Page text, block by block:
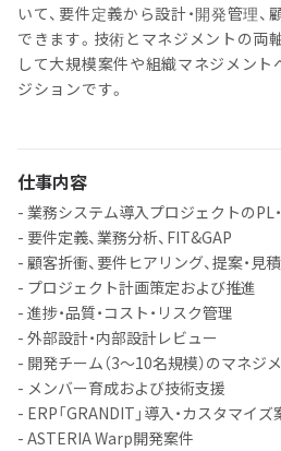
いて、要件定義から設計・開発管理
できます。技術とマネジメントの両
して大規模案件や組織マネジメン
ジションです。
仕事内容
- 業務システム導入プロジェクトのPL
- 要件定義、業務分析、FIT&GAP
- 顧客折衝、要件ヒアリング、提案・見
- プロジェクト計画策定および推進
- 進捗・品質・コスト・リスク管理
- 外部設計・内部設計レビュー
- 開発チーム（3〜10名規模）のマネジ
- メンバー育成および技術支援
- ERP「GRANDIT」導入・カスタマイズ
- ASTERIA Warp開発案件